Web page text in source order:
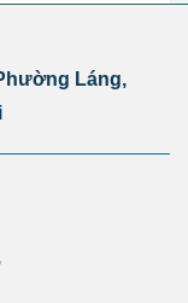
Láng,